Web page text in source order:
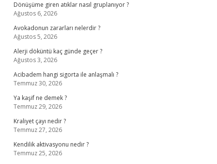
Dönüşüme giren atıklar nasıl gruplanıyor ?
Ağustos 6, 2026
Avokadonun zararları nelerdir ?
Ağustos 5, 2026
Alerji döküntü kaç günde geçer ?
Ağustos 3, 2026
Acibadem hangi sigorta ile anlaşmalı ?
Temmuz 30, 2026
Ya kaşif ne demek ?
Temmuz 29, 2026
Kraliyet çayı nedir ?
Temmuz 27, 2026
Kendilik aktivasyonu nedir ?
Temmuz 25, 2026